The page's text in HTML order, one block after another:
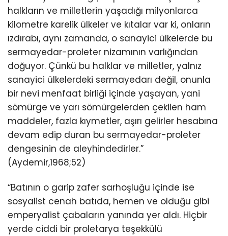
halkların ve milletlerin yaşadığı milyonlarca
kilometre karelik ülkeler ve kıtalar var ki, onların
ızdırabı, aynı zamanda, o sanayici ülkelerde bu
sermayedar-proleter nizamının varlığından
doğuyor. Çünkü bu halklar ve milletler, yalnız
sanayici ülkelerdeki sermayedarı değil, onunla
bir nevi menfaat birliği içinde yaşayan, yani
sömürge ve yarı sömürgelerden çekilen ham
maddeler, fazla kıymetler, aşırı gelirler hesabına
devam edip duran bu sermayedar-proleter
dengesinin de aleyhindedirler.”
(Aydemir,1968;52)
“Batının o garip zafer sarhoşluğu içinde ise
sosyalist cenah batıda, hemen ve olduğu gibi
emperyalist çabaların yanında yer aldı. Hiçbir
yerde ciddi bir proletarya teşekkülü